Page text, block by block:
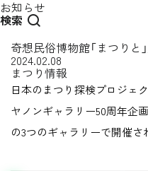
お知らせ
検索
奇想民俗博物館「まつりと
2024.02.08
まつり情報
日本のまつり探検プロジェ
ヤノンギャラリー50周年企
の3つのギャラリーで開催さ